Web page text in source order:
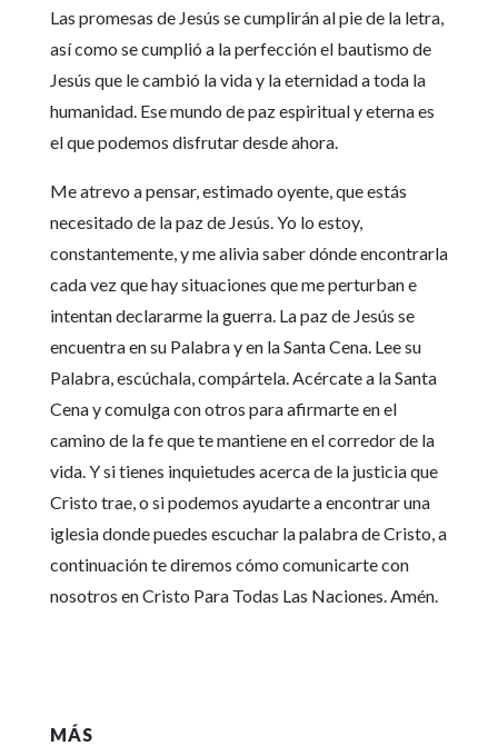
Las promesas de Jesús se cumplirán al pie de la letra,
así como se cumplió a la perfección el bautismo de
Jesús que le cambió la vida y la eternidad a toda la
humanidad. Ese mundo de paz espiritual y eterna es
el que podemos disfrutar desde ahora.
Me atrevo a pensar, estimado oyente, que estás
necesitado de la paz de Jesús. Yo lo estoy,
constantemente, y me alivia saber dónde encontrarla
cada vez que hay situaciones que me perturban e
intentan declararme la guerra. La paz de Jesús se
encuentra en su Palabra y en la Santa Cena. Lee su
Palabra, escúchala, compártela. Acércate a la Santa
Cena y comulga con otros para afirmarte en el
camino de la fe que te mantiene en el corredor de la
vida. Y si tienes inquietudes acerca de la justicia que
Cristo trae, o si podemos ayudarte a encontrar una
iglesia donde puedes escuchar la palabra de Cristo, a
continuación te diremos cómo comunicarte con
nosotros en Cristo Para Todas Las Naciones. Amén.
MÁS